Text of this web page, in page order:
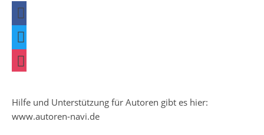
facebook
twitter
instagram
Hilfe und Unterstützung für Autoren gibt es hier:
www.autoren-navi.de